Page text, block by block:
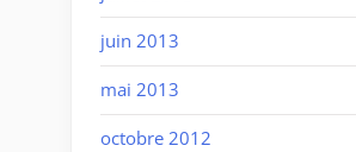
juin 2013
mai 2013
octobre 2012